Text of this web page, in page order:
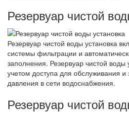
Резервуар чистой
Резервуар чистой воды установка
системы фильтрации и
заполнения. Резервуар чистой воды
учетом доступа для обслуживания
давления в сети водоснабжения.
Резервуар чистой